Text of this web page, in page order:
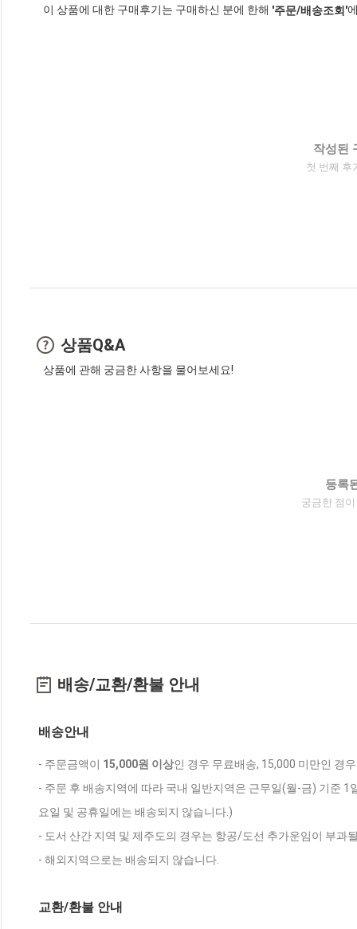
이 상품에 대한 구매후기는 구매하신 분에 한해 '주문/배송조회'
작성된
첫 번째 후
상품Q&A
상품에 관해 궁금한 사항을 물어보세요!
등록
궁금한 점
배송/교환/환불 안내
배송안내
- 주문금액이 15,000원 이상인 경우 무료배송, 15,000 미만인 경
- 주문 후 배송지역에 따라 국내 일반지역은 근무일(월-금) 기준
요일 및 공휴일에는 배송되지 않습니다.)
- 도서 산간 지역 및 제주도의 경우는 항공/도선 추가운임이 부과
- 해외지역으로는 배송되지 않습니다.
교환/환불 안내